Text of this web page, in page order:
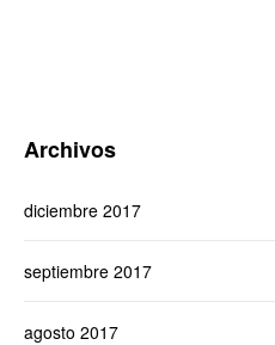
Archivos
diciembre 2017
septiembre 2017
agosto 2017